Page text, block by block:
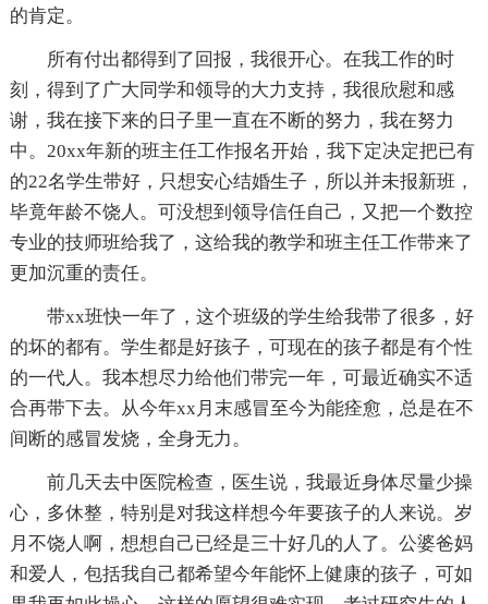
的肯定。
所有付出都得到了回报，我很开心。在我工作的时
刻，得到了广大同学和领导的大力支持，我很欣慰和感
谢，我在接下来的日子里一直在不断的努力，我在努力
中。20xx年新的班主任工作报名开始，我下定决定把已有
的22名学生带好，只想安心结婚生子，所以并未报新班，
毕竟年龄不饶人。可没想到领导信任自己，又把一个数控
专业的技师班给我了，这给我的教学和班主任工作带来了
更加沉重的责任。
带xx班快一年了，这个班级的学生给我带了很多，好
的坏的都有。学生都是好孩子，可现在的孩子都是有个性
的一代人。我本想尽力给他们带完一年，可最近确实不适
合再带下去。从今年xx月末感冒至今为能痊愈，总是在不
间断的感冒发烧，全身无力。
前几天去中医院检查，医生说，我最近身体尽量少操
心，多休整，特别是对我这样想今年要孩子的人来说。岁
月不饶人啊，想想自己已经是三十好几的人了。公婆爸妈
和爱人，包括我自己都希望今年能怀上健康的孩子，可如